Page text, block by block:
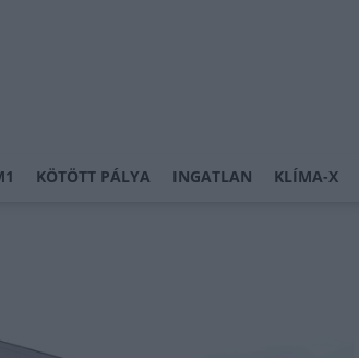
KÖTÖTT PÁLYA INGATLAN KLÍMA-X